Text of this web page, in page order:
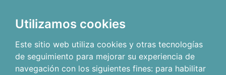
Utilizamos cookies
Este sitio web utiliza cookies y otras tecnologías
de seguimiento para mejorar su experiencia de
navegación con los siguientes fines: para habilitar